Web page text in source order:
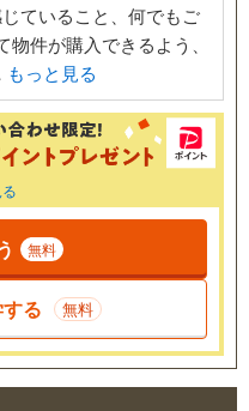
ていること、何でもご
件が購入できるよう、
もっと見る
無料
る 無料